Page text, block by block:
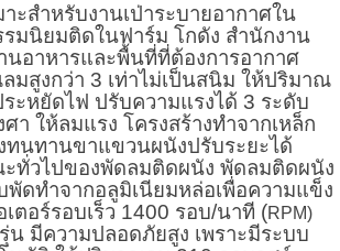
ะสำหรับงานเป่าระบายอากาศใน
รมนิยมติดในฟาร์ม โกดัง สำนักงาน
นอาหารและพื้นที่ที่ต้องการอากาศ
มสูงกว่า 3 เท่าไม่เป็นสนิม ให้ปริมาณ
ะหยัดไฟ ปรับความแรงได้ 3 ระดับ
า ให้ลมแรง โครงสร้างทำจากเหล็ก
ทนทานขาแขวนผนังปรับระยะได้
ทั่วไปของพัดลมติดผนัง พัดลมติดผนัง
พัดทำจากอลูมิเนียมหล่อเพื่อความแข็ง
ตอร์รอบเร็ว 1400 รอบ/นาที (RPM)
น มีความปลอดภัยสูง เพราะมีระบบ